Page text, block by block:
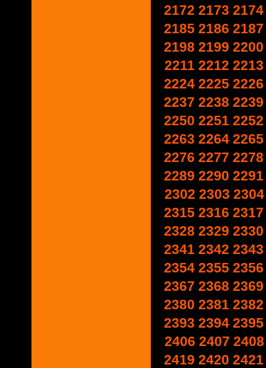
2172 2173 2174
2185 2186 2187
2198 2199 2200
2211 2212 2213
2224 2225 2226
2237 2238 2239
2250 2251 2252
2263 2264 2265
2276 2277 2278
2289 2290 2291
2302 2303 2304
2315 2316 2317
2328 2329 2330
2341 2342 2343
2354 2355 2356
2367 2368 2369
2380 2381 2382
2393 2394 2395
2406 2407 2408
2419 2420 2421